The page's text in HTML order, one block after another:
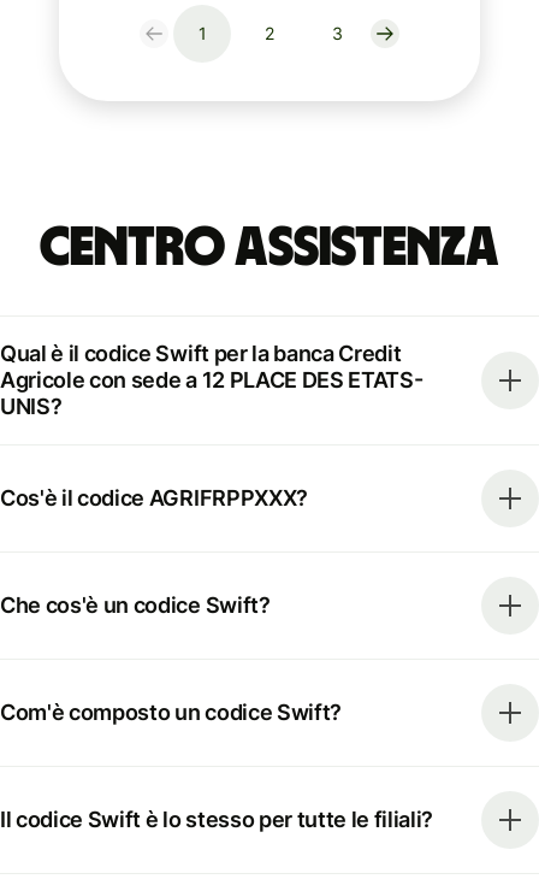
1 2 3
Centro Assistenza
Qual è il codice Swift per la banca Credit
Agricole con sede a 12 PLACE DES ETATS-
UNIS?
Cos'è il codice AGRIFRPPXXX?
Che cos'è un codice Swift?
Com'è composto un codice Swift?
Il codice Swift è lo stesso per tutte le filiali?